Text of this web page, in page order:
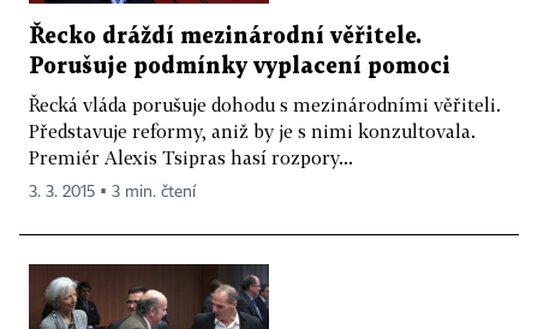
Řecko dráždí mezinárodní věřitele.
Porušuje podmínky vyplacení pomoci
Řecká vláda porušuje dohodu s mezinárodními věřiteli.
Představuje reformy, aniž by je s nimi konzultovala.
Premiér Alexis Tsipras hasí rozpory...
3. 3. 2015 ▪ 3 min. čtení